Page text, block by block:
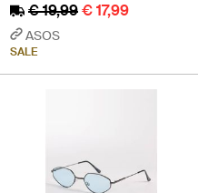
€ 19,99€ 17,99
ASOS
SALE